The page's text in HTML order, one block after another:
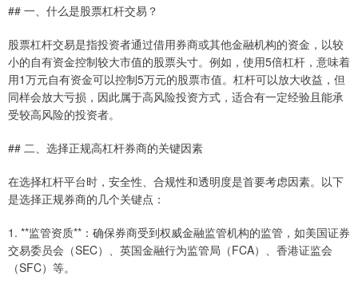
## 一、什么是股票杠杆交易？
股票杠杆交易是指投资者通过借用券商或其他金融机构的资金，以较
小的自有资金控制较大市值的股票头寸。例如，使用5倍杠杆，意味着
用1万元自有资金可以控制5万元的股票市值。杠杆可以放大收益，但
同样会放大亏损，因此属于高风险投资方式，适合有一定经验且能承
受较高风险的投资者。
## 二、选择正规高杠杆券商的关键因素
在选择杠杆平台时，安全性、合规性和透明度是首要考虑因素。以下
是选择正规券商的几个关键点：
1. **监管资质**：确保券商受到权威金融监管机构的监管，如美国证券
交易委员会（SEC）、英国金融行为监管局（FCA）、香港证监会
（SFC）等。